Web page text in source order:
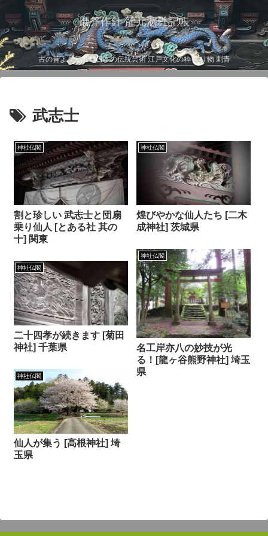
磨斧作針 龍元洞雑記帳
古の昔より伝わる日本の伝統芸術 江戸文化の粋 彫り物 刺青
武志士
神社仏閣
割と珍しい 武志士と団扇
乗り仙人 [とある社 其の
十] 関東
神社仏閣
煌びやかな仙人たち [二木
成神社] 茨城県
神社仏閣
名工岸亦八の妙技が光
る！[龍ヶ谷熊野神社] 埼玉
県
神社仏閣
二十四孝が続きます [菊田
神社] 千葉県
神社仏閣
仙人が集う [高根神社] 埼
玉県